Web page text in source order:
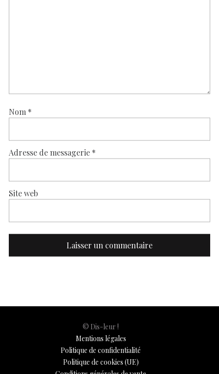
Nom *
Adresse de messagerie *
Site web
© Dis-leur !
Mentions légales
Politique de confidentialité
Politique de cookies (UE)